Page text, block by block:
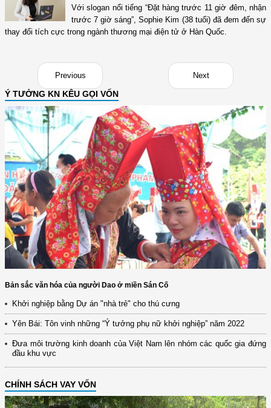
Với slogan nổi tiếng “Đặt hàng trước 11 giờ đêm, nhận
trước 7 giờ sáng”, Sophie Kim (38 tuổi) đã đem đến sự
thay đổi tích cực trong ngành thương mại điện tử ở Hàn Quốc.
Previous Next
Ý TƯỞNG KN KÊU GỌI VỐN
Bản sắc văn hóa của người Dao ở miền Sán Cố
Khởi nghiệp bằng Dự án "nhà trẻ" cho thú cưng
Yên Bái: Tôn vinh những “Ý tưởng phụ nữ khởi nghiệp” năm 2022
Đưa môi trường kinh doanh của Việt Nam lên nhóm các quốc gia đứng
đầu khu vực
CHÍNH SÁCH VAY VỐN